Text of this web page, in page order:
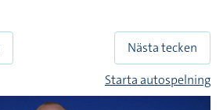
Nästa tecken
Starta autospelning